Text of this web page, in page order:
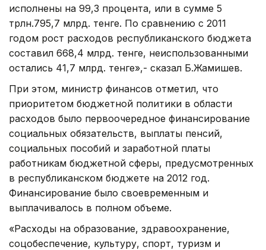
исполнены на 99,3 процента, или в сумме 5
трлн.795,7 млрд. тенге. По сравнению с 2011
годом рост расходов республиканского бюджета
составил 668,4 млрд. тенге, неиспользованными
остались 41,7 млрд. тенге»,- сказал Б.Жамишев.
При этом, министр финансов отметил, что
приоритетом бюджетной политики в области
расходов было первоочередное финансирование
социальных обязательств, выплаты пенсий,
социальных пособий и заработной платы
работникам бюджетной сферы, предусмотренных
в республиканском бюджете на 2012 год.
Финансирование было своевременным и
выплачивалось в полном объеме.
«Расходы на образование, здравоохранение,
соцобеспечение, культуру, спорт, туризм и